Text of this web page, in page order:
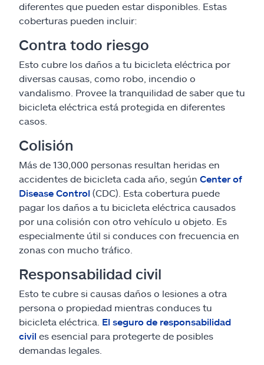
diferentes que pueden estar disponibles. Estas
coberturas pueden incluir:
Contra todo riesgo
Esto cubre los daños a tu bicicleta eléctrica por
diversas causas, como robo, incendio o
vandalismo. Provee la tranquilidad de saber que tu
bicicleta eléctrica está protegida en diferentes
casos.
Colisión
Más de 130,000 personas resultan heridas en
accidentes de bicicleta cada año, según Center of
Disease Control (CDC). Esta cobertura puede
pagar los daños a tu bicicleta eléctrica causados
por una colisión con otro vehículo u objeto. Es
especialmente útil si conduces con frecuencia en
zonas con mucho tráfico.
Responsabilidad civil
Esto te cubre si causas daños o lesiones a otra
persona o propiedad mientras conduces tu
bicicleta eléctrica. El seguro de responsabilidad
civil es esencial para protegerte de posibles
demandas legales.